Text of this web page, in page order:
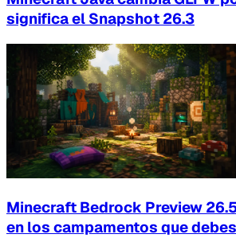
significa el Snapshot 26.3
Minecraft Bedrock Preview
en los campamentos que